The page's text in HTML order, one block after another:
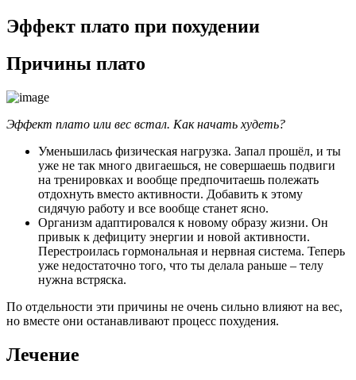
Эффект плато при похудении
Причины плато
Эффект плато или вес встал. Как начать худеть?
Уменьшилась физическая нагрузка. Запал прошёл, и ты
уже не так много двигаешься, не совершаешь подвиги
на тренировках и вообще предпочитаешь полежать
отдохнуть вместо активности. Добавить к этому
сидячую работу и все вообще станет ясно.
Организм адаптировался к новому образу жизни. Он
привык к дефициту энергии и новой активности.
Перестроилась гормональная и нервная система. Теперь
уже недостаточно того, что ты делала раньше – телу
нужна встряска.
По отдельности эти причины не очень сильно влияют на вес,
но вместе они останавливают процесс похудения.
Лечение